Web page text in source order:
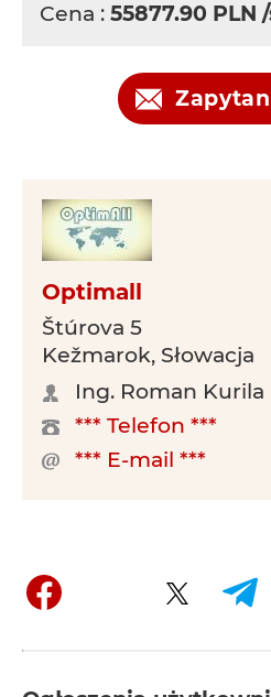
Cena : 55877.90 PLN
Optimall
Štúrova 5
Kežmarok, Słowacja
Ing. Roman Kurila
*** Telefon ***
*** E-mail ***